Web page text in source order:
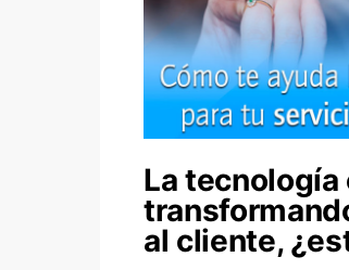
La tecnología
al cliente,